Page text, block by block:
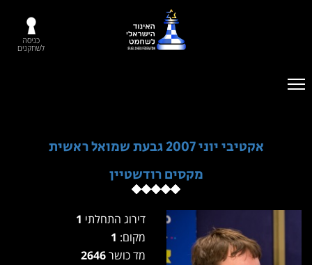
כניסה
לשחקנים
אקטיבי יוני 2007 גבעת שמואל ראשית
מקסים רודשטיין
דירוג התחלתי
מקום:
מד כושר